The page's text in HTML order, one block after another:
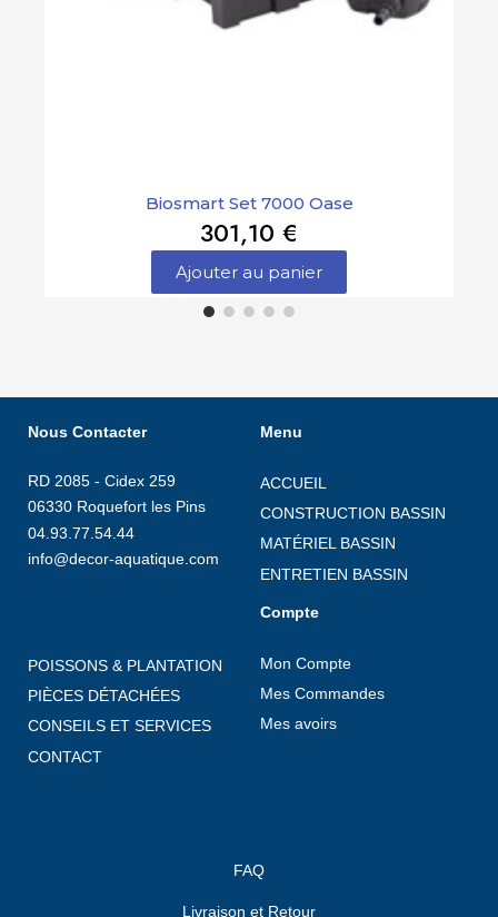
Biosmart Set 7000 Oase
301,10 €
Ajouter au panier
Nous Contacter
RD 2085 - Cidex 259
06330 Roquefort les Pins
04.93.77.54.44
info@decor-aquatique.com
Menu
ACCUEIL
CONSTRUCTION BASSIN
MATÉRIEL BASSIN
ENTRETIEN BASSIN
POISSONS & PLANTATION
PIÈCES DÉTACHÉES
CONSEILS ET SERVICES
CONTACT
Compte
Mon Compte
Mes Commandes
Mes avoirs
FAQ
Livraison et Retour